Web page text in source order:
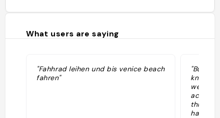
What users are saying
"Fahhrad leihen und bis venice beach
fahren"
"Bubba
know if
we're
think